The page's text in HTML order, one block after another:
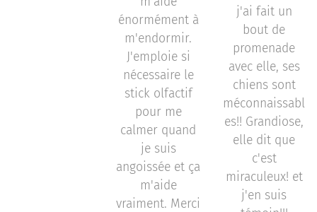
énormément à
m'endormir.
J'emploie si
nécessaire le
stick olfactif
pour me
calmer quand
je suis
angoissée et ça
m'aide
vraiment. Merci
j'ai fait un
bout de
promenade
avec elle, ses
chiens sont
méconnaissabl
es!! Grandiose,
elle dit que
c'est
miraculeux! et
j'en suis